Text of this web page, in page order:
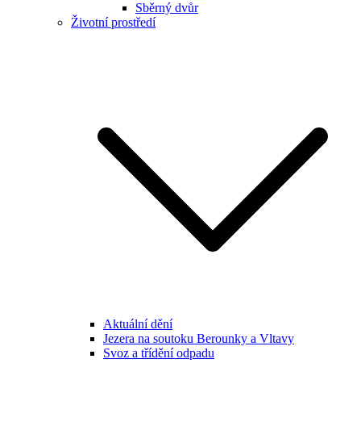
Sběrný dvůr
Životní prostředí
Aktuální dění
Jezera na soutoku Berounky a Vltavy
Svoz a třídění odpadu